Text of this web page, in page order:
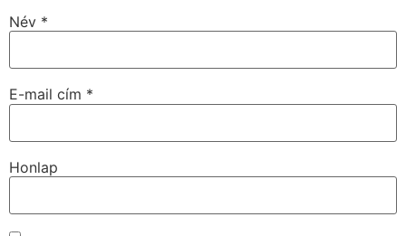
Név *
E-mail cím *
Honlap